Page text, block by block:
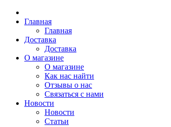
Главная
Главная
Доставка
Доставка
О магазине
О магазине
Как нас найти
Отзывы о нас
Связаться с нами
Новости
Новости
Статьи